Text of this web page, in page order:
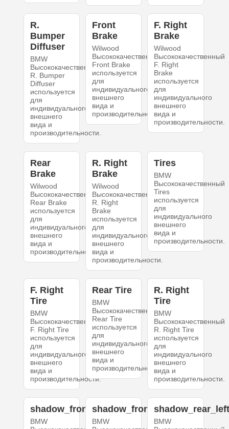
R.
Bumper
Diffuser
BMW
Высококачественный
R. Bumper
Diffuser
используется
для
индивидуального
внешнего
вида и
производительности.
Front
Brake
Wilwood
Высококачественный
Front Brake
используется
для
индивидуального
внешнего
вида и
производительности.
F. Right
Brake
Wilwood
Высококачественный
F. Right
Brake
используется
для
индивидуального
внешнего
вида и
производительности.
Rear
Brake
Wilwood
Высококачественный
Rear Brake
используется
для
индивидуального
внешнего
вида и
производительности.
R. Right
Brake
Wilwood
Высококачественный
R. Right
Brake
используется
для
индивидуального
внешнего
вида и
производительности.
Tires
BMW
Высококачественный
Tires
используется
для
индивидуального
внешнего
вида и
производительности.
F. Right
Tire
BMW
Высококачественный
F. Right Tire
используется
для
индивидуального
внешнего
вида и
производительности.
Rear Tire
BMW
Высококачественный
Rear Tire
используется
для
индивидуального
внешнего
вида и
производительности.
R. Right
Tire
BMW
Высококачественный
R. Right Tire
используется
для
индивидуального
внешнего
вида и
производительности.
shadow_front_left
BMW
shadow_front_right
BMW
BMW